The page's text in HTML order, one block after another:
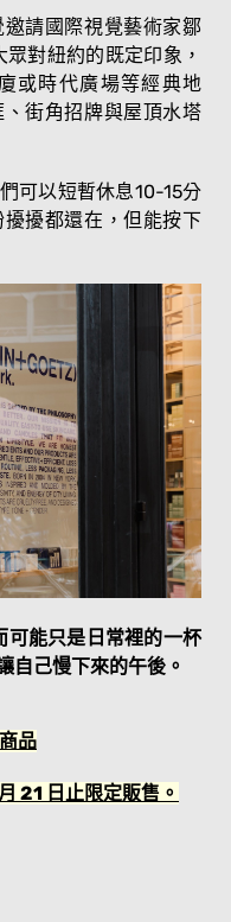
請國際視覺藝術家鄒
對紐約的既定印象，
或時代廣場等經典地
街角招牌與屋頂水塔
可以短暫休息10-15分
擾都還在，但能按下
能只是日常裡的一杯
自己慢下來的午後。
品
21 日止限定販售。